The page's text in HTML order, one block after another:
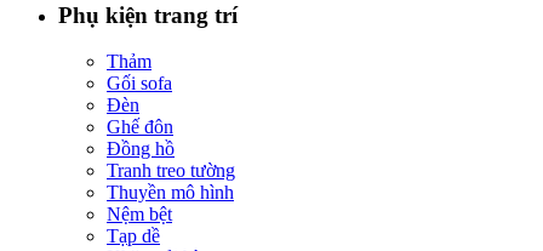
Phụ kiện trang trí
Thảm
Gối sofa
Đèn
Ghế đôn
Đồng hồ
Tranh treo tường
Thuyền mô hình
Nệm bệt
Tạp dề